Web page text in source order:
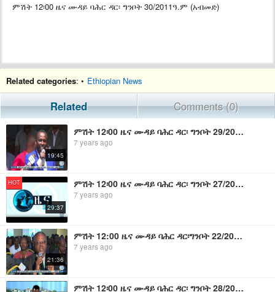
ምሽት 12፡00 ዜና ሙዳይ ባሕር ዳር፡ ግንቦት 30/2011ዓ.ም (አብመድ)
Related categories: • Ethiopian News
Related Comments (0)
19:45
ምሽት 12፡00 ዜና ሙዳይ ባሕር ዳር፡ ግንቦት 29/2011ዓ.ም (አብመድ)
7 years ago
HOT
29:37
ምሽት 12፡00 ዜና ሙዳይ ባሕር ዳር፡ ግንቦት 27/2011ዓ.ም (አብመድ)
7 years ago
21:36
ምሽት 12:00 ዜና ሙዳይ ባሕር ዳር፡ግንቦት 22/2011ዓ.ም (አብመድ)
7 years ago
ምሽት 12፡00 ዜና ሙዳይ ባሕር ዳር፡ ግንቦት 28/2011ዓ.ም (አብመድ)